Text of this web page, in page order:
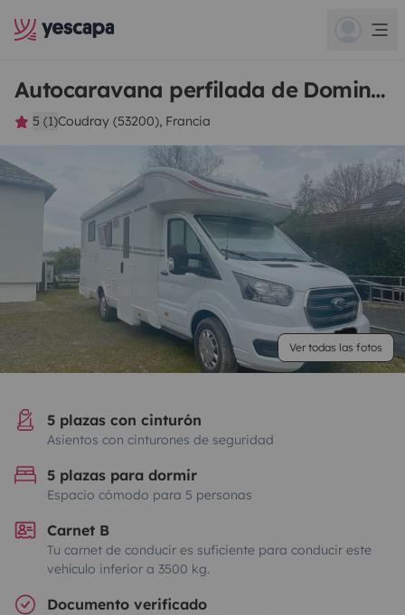
Autocaravana perfilada de Dominique
5 (1)Coudray (53200), Francia
Ver todas las fotos
5 plazas con cinturón
Asientos con cinturones de seguridad
5 plazas para dormir
Espacio cómodo para 5 personas
Carnet B
Tu carnet de conducir es suficiente para conducir este
vehículo inferior a 3500 kg.
Documento verificado